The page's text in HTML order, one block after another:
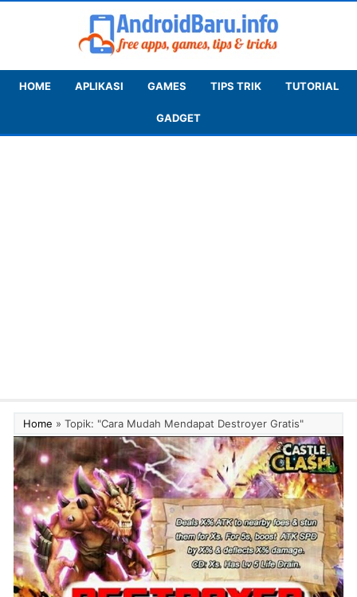
HOME APLIKASI GAMES TIPS TRIK TUTORIAL
GADGET
Home » Topik: "Cara Mudah Mendapat Destroyer Gratis"